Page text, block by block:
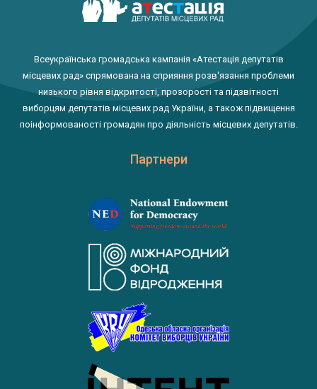
Всеукраїнська громадська кампанія «Атестація депутатів
місцевих рад» спрямована на сприяння розв'язання проблеми
низького рівня відкритості, прозорості та підзвітності
виборцям депутатів місцевих рад України, а також підвищення
поінформованості громадян про діяльність місцевих депутатів.
Партнери